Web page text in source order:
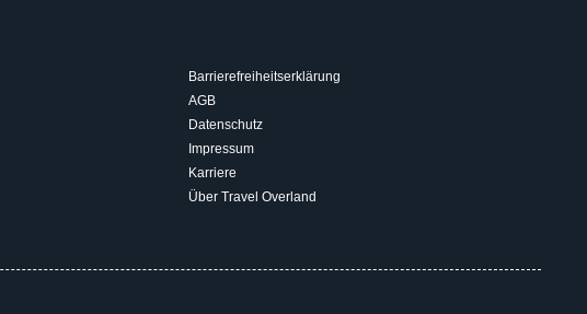
Barrierefreiheitserklärung
AGB
Datenschutz
Impressum
Karriere
Über Travel Overland